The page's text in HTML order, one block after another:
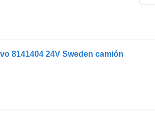
8141404 24V Sweden camión